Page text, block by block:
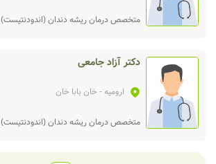
متخصص درمان ریشه دندان (اندودنتیست)
دکتر آزاد جامعی
ارومیه- خان بابا خان
متخصص درمان ریشه دندان (اندودنتیست)